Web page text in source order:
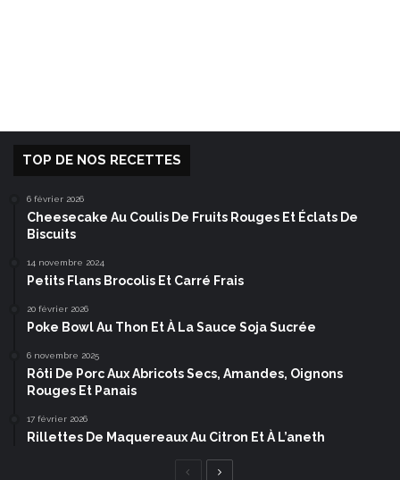
TOP DE NOS RECETTES
6 février 2026
Cheesecake Au Coulis De Fruits Rouges Et Éclats De
Biscuits
14 novembre 2024
Petits Flans Brocolis Et Carré Frais
20 février 2026
Poke Bowl Au Thon Et À La Sauce Soja Sucrée
6 novembre 2025
Rôti De Porc Aux Abricots Secs, Amandes, Oignons
Rouges Et Panais
17 février 2026
Rillettes De Maquereaux Au Citron Et À L’aneth
Page